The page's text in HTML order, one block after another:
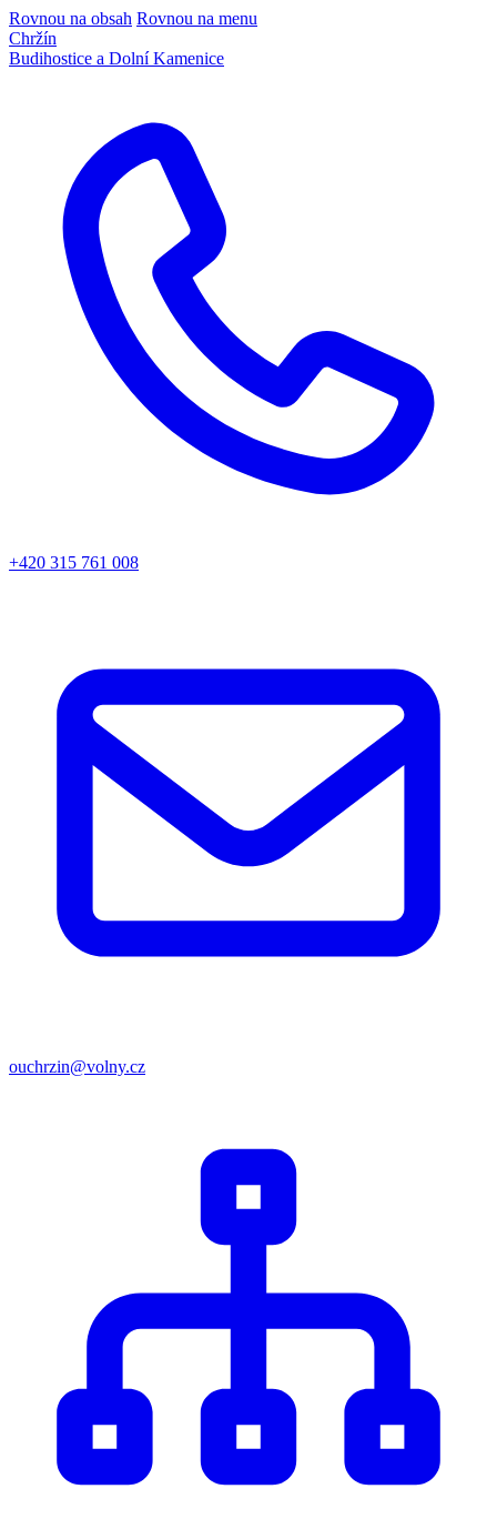
Rovnou na obsah Rovnou na menu
Chržín
Budihostice a Dolní Kamenice
+420 315 761 008
ouchrzin@volny.cz